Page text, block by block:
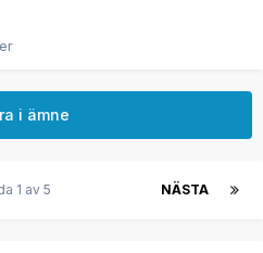
i ämne
NÄSTA
1 av 5